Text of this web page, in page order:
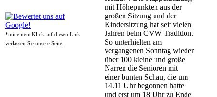
*mit einem Klick auf diesen Link
verlassen Sie unsere Seite.
mit Höhepunkten aus der
großen Sitzung und der
Kindersitzung hat seit vielen
Jahren beim CVW Tradition.
So unterhielten am
vergangenen Sonntag wieder
über 100 kleine und große
Narren die Senioren mit
einer bunten Schau, die um
14.11 Uhr begonnen hatte
und erst um 18 Uhr zu Ende